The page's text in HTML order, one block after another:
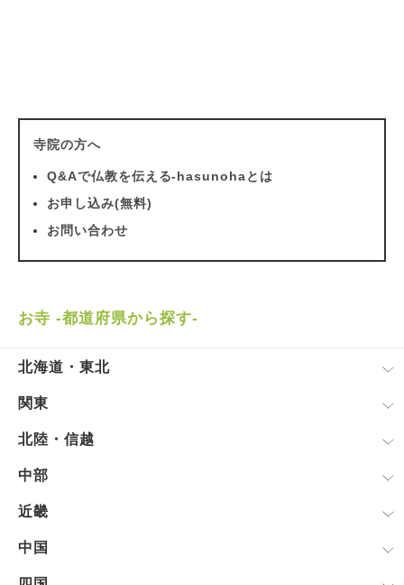
寺院の方へ
Q&Aで仏教を伝える-hasunohaとは
お申し込み(無料)
お問い合わせ
お寺 -都道府県から探す-
北海道・東北
関東
北陸・信越
中部
近畿
中国